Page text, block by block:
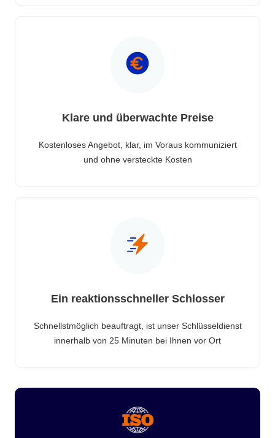
Klare und überwachte Preise
Kostenloses Angebot, klar, im Voraus kommuniziert
und ohne versteckte Kosten
Ein reaktionsschneller Schlosser
Schnellstmöglich beauftragt, ist unser Schlüsseldienst
innerhalb von 25 Minuten bei Ihnen vor Ort